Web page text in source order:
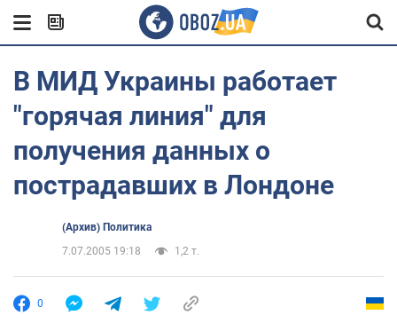
В МИД Украины работает
"горячая линия" для
получения данных о
пострадавших в Лондоне
(Архив) Политика
7.07.2005 19:18
1,2 т.
0